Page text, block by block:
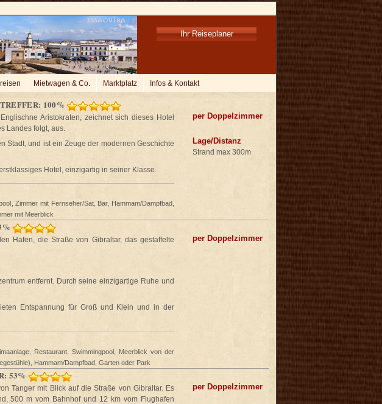
Ihr Reiseplaner
Mietwagen & Co. Marktplatz Infos & Kontakt
TREFFER: 100%
Aristokraten, zeichnet sich dieses Hotel
Landes folgt, aus.
Stadt, und ist ein Zeuge der modernen Geschichte
Hotel, einzigartig in seiner Klasse.
Zimmer mit Fernseher/Sat, Bar, Hammam/Dampfbad,
mit Meerblick
per Doppelzimmer
Lage/Distanz
Strand max 300m
Hafen, die Straße von Gibraltar, das gestaffelte
entfernt. Durch seine einzigartige Ruhe und
Entspannung für Groß und Klein und in der
Restaurant, Swimmingpool, Meerblick von der
Hammam/Dampfbad, Garten oder Park
per Doppelzimmer
53%
Tanger mit Blick auf die Straße von Gibraltar. Es
500 m vom Bahnhof und 12 km vom Flughafen
per Doppelzimmer